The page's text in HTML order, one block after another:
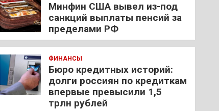
Минфин США вывел из-под
санкций выплаты пенсий за
пределами РФ
ФИНАНСЫ
Бюро кредитных историй:
долги россиян по кредиткам
впервые превысили 1,5
трлн рублей